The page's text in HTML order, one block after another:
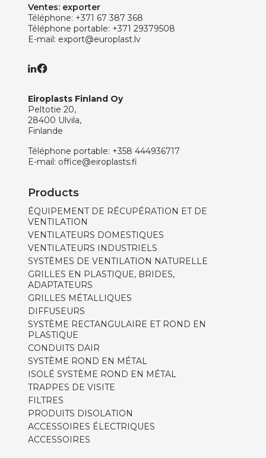
Ventes: exporter
Téléphone: +371 67 387 368
Téléphone portable: +371 29379508
E-mail: export@europlast.lv
Eiroplasts Finland Oy
Peltotie 20,
28400 Ulvila,
Finlande
Téléphone portable: +358 444936717
E-mail: office@eiroplasts.fi
Products
ÉQUIPEMENT DE RÉCUPÉRATION ET DE
VENTILATION
VENTILATEURS DOMESTIQUES
VENTILATEURS INDUSTRIELS
SYSTÈMES DE VENTILATION NATURELLE
GRILLES EN PLASTIQUE, BRIDES,
ADAPTATEURS
GRILLES MÉTALLIQUES
DIFFUSEURS
SYSTÈME RECTANGULAIRE ET ROND EN
PLASTIQUE
CONDUITS DAIR
SYSTÈME ROND EN MÉTAL
ISOLÉ SYSTÈME ROND EN MÉTAL
TRAPPES DE VISITE
FILTRES
PRODUITS DISOLATION
ACCESSOIRES ÉLECTRIQUES
ACCESSOIRES